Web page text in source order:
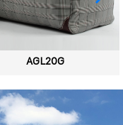
AGL20G